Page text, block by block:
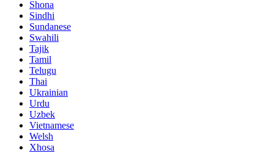
Shona
Sindhi
Sundanese
Swahili
Tajik
Tamil
Telugu
Thai
Ukrainian
Urdu
Uzbek
Vietnamese
Welsh
Xhosa